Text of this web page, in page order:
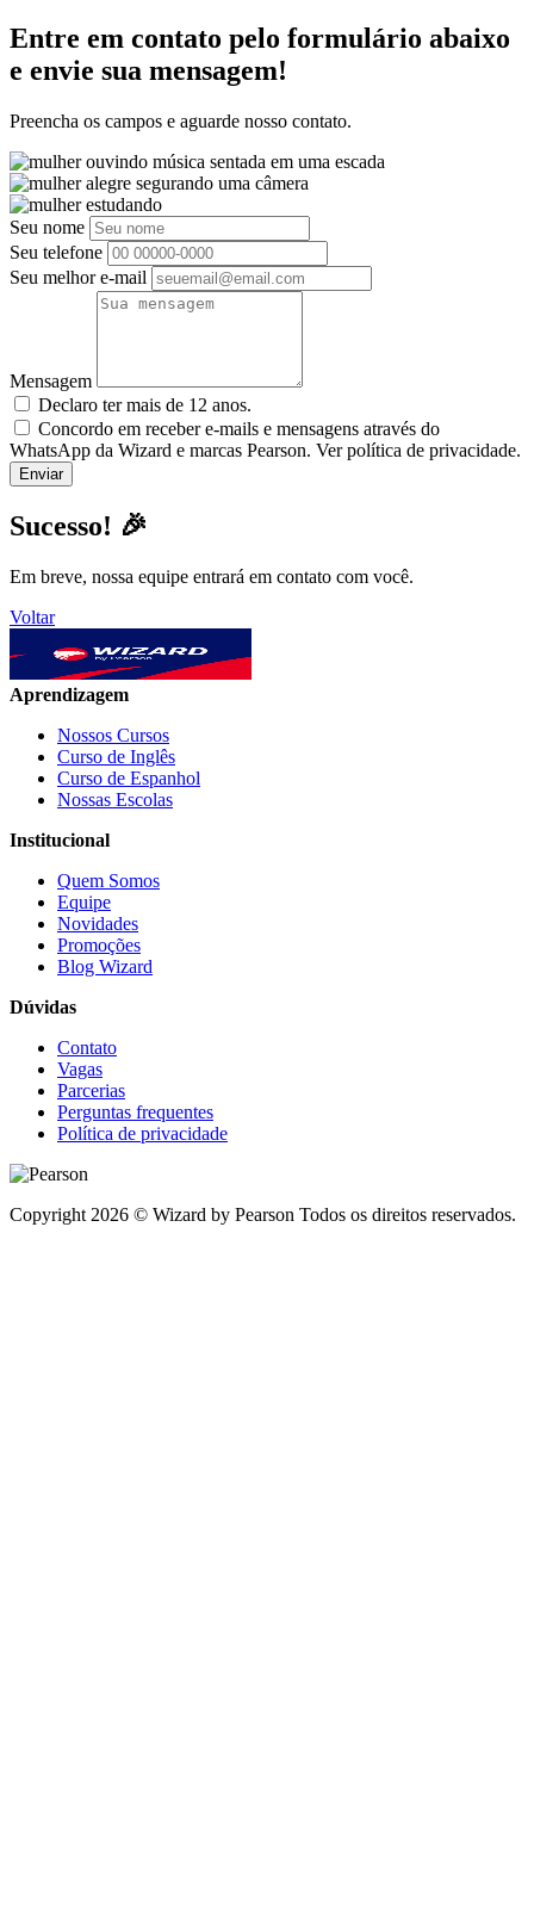
Entre em contato pelo formulário abaixo
e envie sua mensagem!
Preencha os campos e aguarde nosso contato.
Seu nome
Seu telefone
Seu melhor e-mail
Mensagem
Declaro ter mais de 12 anos.
Concordo em receber e-mails e mensagens através do
WhatsApp da Wizard e marcas Pearson. Ver política de privacidade.
Sucesso! 🎉
Em breve, nossa equipe entrará em contato com você.
Voltar
Aprendizagem
Nossos Cursos
Curso de Inglês
Curso de Espanhol
Nossas Escolas
Institucional
Quem Somos
Equipe
Novidades
Promoções
Blog Wizard
Dúvidas
Contato
Vagas
Parcerias
Perguntas frequentes
Política de privacidade
Copyright 2026 © Wizard by Pearson Todos os direitos reservados.